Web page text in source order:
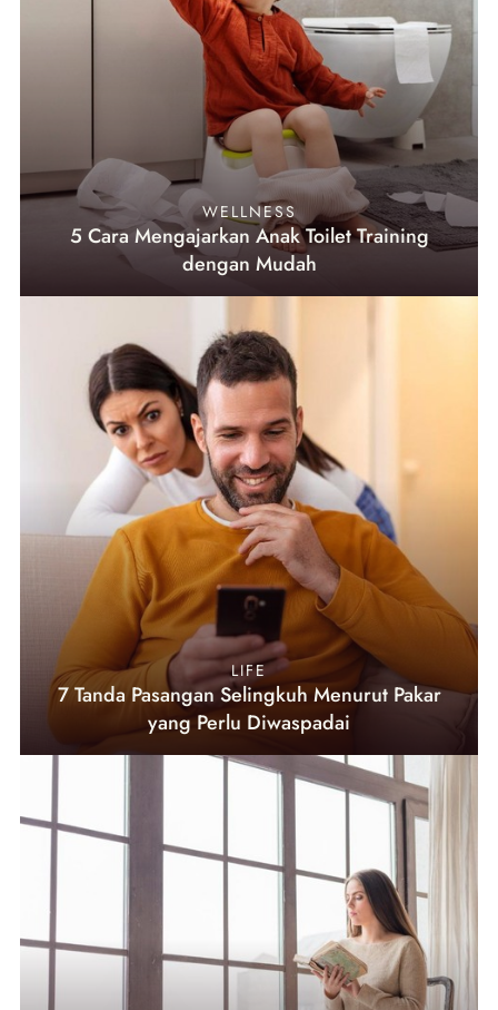
WELLNESS
5 Cara Mengajarkan Anak Toilet Training
dengan Mudah
LIFE
7 Tanda Pasangan Selingkuh Menurut Pakar
yang Perlu Diwaspadai